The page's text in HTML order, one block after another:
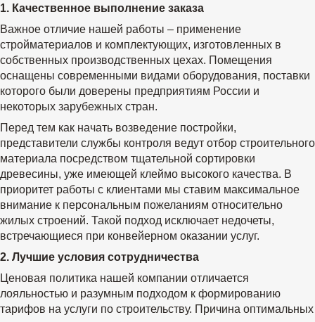
1. Качественное выполнение заказа
Важное отличие нашей работы – применение
стройматериалов и комплектующих, изготовленных в
собственных производственных цехах. Помещения
оснащены современными видами оборудования, поставки
которого были доверены предприятиям России и
некоторых зарубежных стран.
Перед тем как начать возведение постройки,
представители службы контроля ведут отбор строительного
материала посредством тщательной сортировки
древесины, уже имеющей клеймо высокого качества. В
приоритет работы с клиентами мы ставим максимальное
внимание к персональным пожеланиям относительно
жилых строений. Такой подход исключает недочеты,
встречающиеся при конвейерном оказании услуг.
2. Лучшие условия сотрудничества
Ценовая политика нашей компании отличается
лояльностью и разумным подходом к формированию
тарифов на услуги по строительству. Причина оптимальных